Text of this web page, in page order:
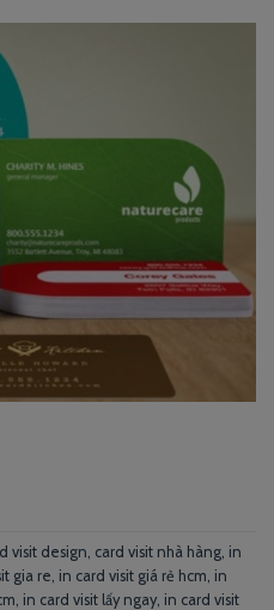
visit design card visit nhà hàng in
gia re in card visit giá rẻ hcm in
in card visit lấy ngay in card visit